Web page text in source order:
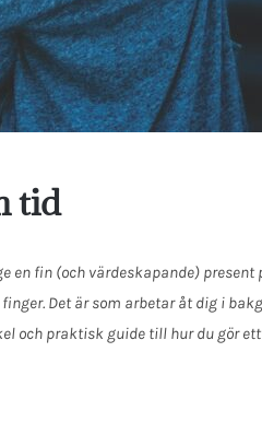
tid
en fin (och värdeskapande)
Det är som arbetar åt dig i
och praktisk guide till hur du gör